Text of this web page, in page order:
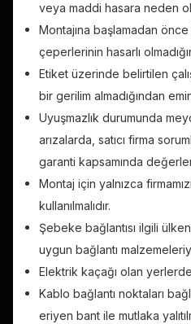
veya maddi hasara neden
Montajına başlamadan
çeperlerinin hasarlı
Etiket üzerinde belirtilen
bir gerilim almadığından
Uyuşmazlık durumunda
arızalarda, satıcı firma
garanti kapsamında
Montaj için yalnızca
kullanılmalıdır.
Şebeke bağlantısı ilgili
uygun bağlantı
Elektrik kaçağı olan
Kablo bağlantı noktaları
eriyen bant ile mutlaka